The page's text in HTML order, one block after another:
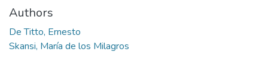
Authors
De Titto, Ernesto
Skansi, María de los Milagros